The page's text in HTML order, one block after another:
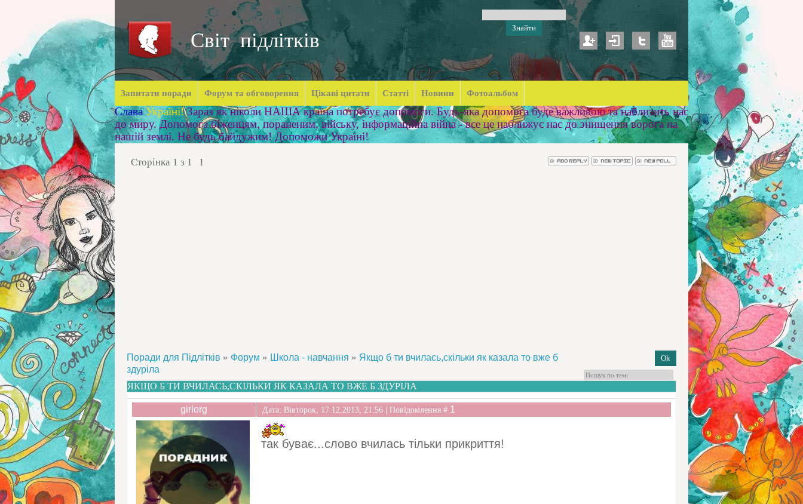
Світ підлітків
Запитати поради Форум та обговорення Цікаві цитати Статті Новини Фотоальбом
Слава Україні! Зараз як ніколи НАША країна потребує допомоги. Будь-яка допомога буде важливою та наблизить нас
до миру. Допомога біженцям, пораненим, війську, інформаційна війна - все це наближує нас до знищення ворога на
нашій землі. Не будь байдужим! Допоможи Україні!
Сторінка 1 з 1 1
Поради для Підлітків » Форум » Школа - навчання » Якщо б ти вчилась,скільки як казала то вже б
здуріла
ЯКЩО Б ТИ ВЧИЛАСЬ,СКІЛЬКИ ЯК КАЗАЛА ТО ВЖЕ Б ЗДУРІЛА
girlorg Дата: Вівторок, 17.12.2013, 21:56 | Повідомлення # 1
так буває...слово вчилась тільки прикриття!